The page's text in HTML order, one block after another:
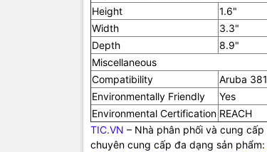
Height
1.6"
Width
3.3"
Depth
8.9"
Miscellaneous
Compatibility
Aruba
Environmentally Friendly
Yes
Environmental Certification REACH
TIC.VN – Nhà phân phối và cung
chuyên cung cấp đa dạng sản phẩm: